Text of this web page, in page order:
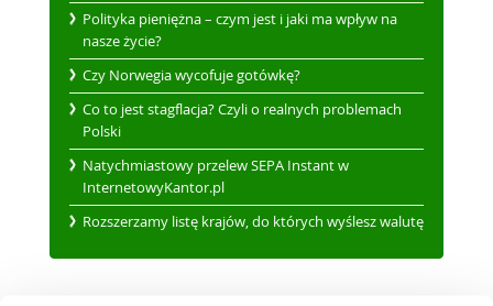
Polityka pieniężna – czym jest i jaki ma wpływ na
nasze życie?
Czy Norwegia wycofuje gotówkę?
Co to jest stagflacja? Czyli o realnych problemach
Polski
Natychmiastowy przelew SEPA Instant w
InternetowyKantor.pl
Rozszerzamy listę krajów, do których wyślesz walutę